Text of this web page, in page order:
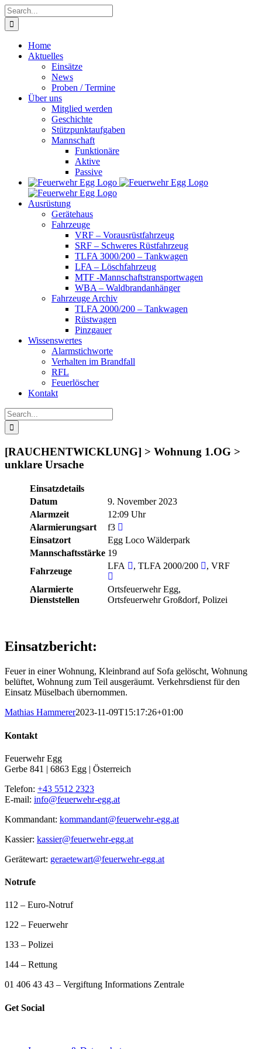
Skip
to
content
Search
for:
Home
Aktuelles
Einsätze
News
Proben / Termine
Über uns
Mitglied werden
Geschichte
Stützpunktaufgaben
Mannschaft
Funktionäre
Aktive
Passive
Ausrüstung
Gerätehaus
Fahrzeuge
VRF – Vorausrüstfahrzeug
SRF – Schweres Rüstfahrzeug
TLFA 3000/200 – Tankwagen
LFA – Löschfahrzeug
MTF -Mannschaftstransportwagen
WBA – Waldbrandanhänger
Fahrzeuge Archiv
TLFA 2000/200 – Tankwagen
Rüstwagen
Pinzgauer
Wissenswertes
Alarmstichworte
Verhalten im Brandfall
RFL
Feuerlöscher
Kontakt
Search
for:
[RAUCHENTWICKLUNG] > Wohnung 1.OG >
unklare Ursache
Einsatzdetails
Datum
9. November 2023
Alarmzeit
12:09 Uhr
Alarmierungsart
f3
Einsatzort
Egg Loco Wälderpark
Mannschaftsstärke 19
Fahrzeuge
LFA , TLFA 2000/200 , VRF
Alarmierte
Dienststellen
Ortsfeuerwehr Egg,
Ortsfeuerwehr Großdorf, Polizei
Einsatzbericht:
Feuer in einer Wohnung, Kleinbrand auf Sofa gelöscht, Wohnung
belüftet, Wohnung zum Teil ausgeräumt. Verkehrsdienst für den
Einsatz Müselbach übernommen.
Mathias Hammerer2023-11-09T15:17:26+01:00
Kontakt
Feuerwehr Egg
Gerbe 841 | 6863 Egg | Österreich
Telefon: +43 5512 2323
E-mail: info@feuerwehr-egg.at
Kommandant: kommandant@feuerwehr-egg.at
Kassier: kassier@feuerwehr-egg.at
Gerätewart: geraetewart@feuerwehr-egg.at
Notrufe
112 – Euro-Notruf
122 – Feuerwehr
133 – Polizei
144 – Rettung
01 406 43 43 – Vergiftung Informations Zentrale
Get Social